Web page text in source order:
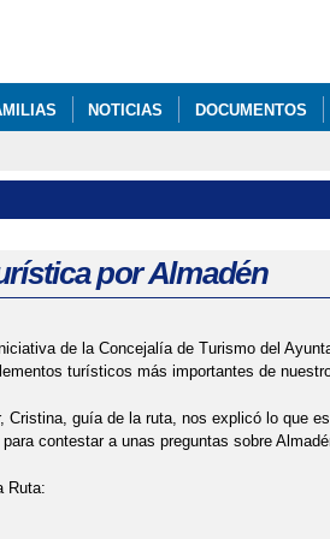
NOTICIAS DOCUMENTOS
por Almadén
de la Concejalía de Turismo del
turísticos más importantes de
Cristina, guía de la ruta, nos explicó lo que
contestar a unas preguntas sobre
Ruta: